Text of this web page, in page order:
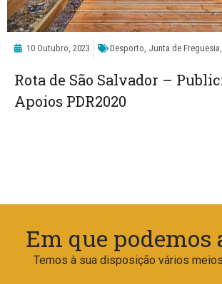
10 Outubro, 2023 Desporto, Junta de Freguesia,
Rota de São Salvador –
Apoios PDR2020
Em que podemos
Temos à sua disposição vários